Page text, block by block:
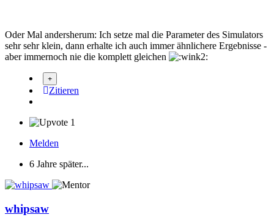
Oder Mal andersherum: Ich setze mal die Parameter des Simulators
sehr sehr klein, dann erhalte ich auch immer ähnlichere Ergebnisse -
aber immernoch nie die komplett gleichen
Zitieren
1
Melden
6 Jahre später...
whipsaw